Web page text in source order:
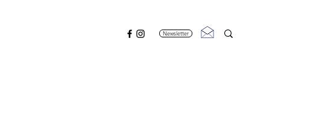
Newsletter